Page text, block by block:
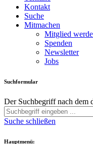
Kontakt
Suche
Mitmachen
Mitglied
Spenden
Newsletter
Jobs
Suchformular
Der Suchbegriff nach dem
Suche schließen
Hauptmenü: